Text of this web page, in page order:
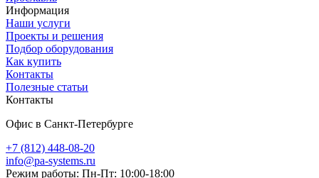
Информация
Наши услуги
Проекты и решения
Подбор оборудования
Как купить
Контакты
Полезные статьи
Контакты
Офис в Санкт-Петербурге
+7 (812) 448-08-20
info@pa-systems.ru
Режим работы: Пн-Пт: 10:00-18:00